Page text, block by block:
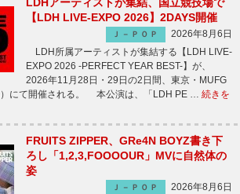
【LDH LIVE-EXPO 2026】2DAYS開催
Ｊ－ＰＯＰ
2026年8月6日
LDH所属アーティストが集結する【LDH LIVE-
EXPO 2026 -PERFECT YEAR BEST-】が、
2026年11月28日・29日の2日間、東京・MUFG
）にて開催される。 本公演は、「LDH PE … 続きを
FRUITS ZIPPER、GRe4N BOYZ書き下
ろし「1,2,3,FOOOOUR」MVに自然体の
姿
Ｊ－ＰＯＰ
2026年8月6日